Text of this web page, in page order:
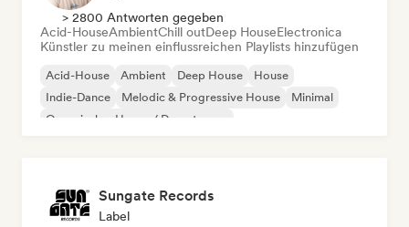
> 2800 Antworten gegeben
Acid-HouseAmbientChill outDeep HouseElectronica
Künstler zu meinen einflussreichen Playlists hinzufügen
Acid-House Ambient Deep House
House
Indie-Dance
Melodic & Progressive House
Minimal
Organischer House / Downtempo
Sungate Records
Label